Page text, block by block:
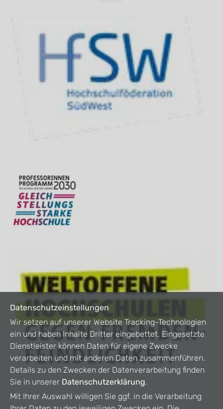
Datenschutzeinstellungen
Wir setzen auf unserer Website Tracking-Technologien
ein und haben Inhalte Dritter eingebettet. Eingesetzte
Dienstleister können Daten für eigene Zwecke
verarbeiten und mit anderen Daten zusammenführen.
Details zu den Zwecken der Datenverarbeitung finden
Sie in unserer Datenschutzerklärung.
Mit Ihrer Auswahl willigen Sie ggf. in die Verarbeitung